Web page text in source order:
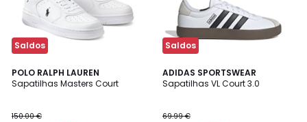
Saldos
POLO RALPH LAUREN
Sapatilhas Masters Court
150.00 €
4,5
/ 5
2
Cores
Saldos
ADIDAS SPORTSWEAR
Sapatilhas VL Court 3.0
69.99 €
4,8
/ 5